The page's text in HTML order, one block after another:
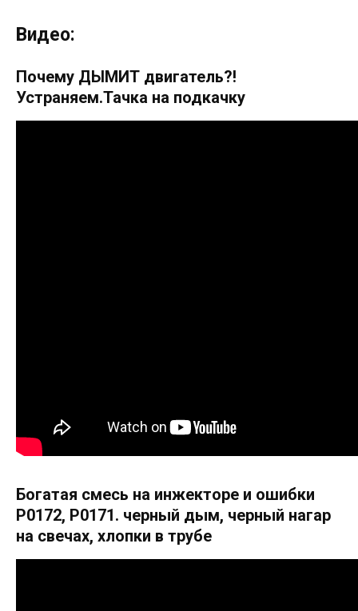
Видео:
Почему ДЫМИТ двигатель?!
Устраняем.Тачка на подкачку
Богатая смесь на инжекторе и ошибки
Р0172, Р0171. черный дым, черный нагар
на свечах, хлопки в трубе